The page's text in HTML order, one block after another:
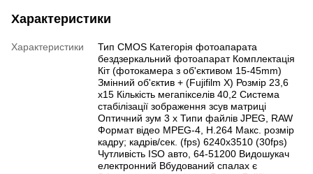
Характеристики
Характеристики
Тип CMOS Категорія фотоапарата
бездзеркальний фотоапарат Комплектація
Кіт (фотокамера з об'єктивом 15-45mm)
Змінний об'єктив + (Fujifilm X) Розмір 23,6
x15 Кількість мегапікселів 40,2 Система
стабілізації зображення зсув матриці
Оптичний зум 3 х Типи файлів JPEG, RAW
Формат відео MPEG-4, H.264 Макс. розмір
кадру; кадрів/сек. (fps) 6240х3510 (30fps)
Чутливість ISO авто, 64-51200 Видошукач
електронний Вбудований спалах є